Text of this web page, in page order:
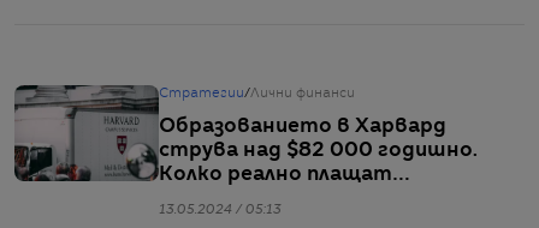
Стратегии/Лични финанси
Образованието в Харвард
струва над $82 000 годишно.
Колко реално плащат
13.05.2024 / 05:13